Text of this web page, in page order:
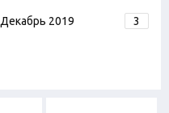
Декабрь 2019 3